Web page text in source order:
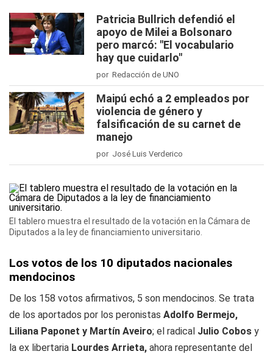
Patricia Bullrich defendió el
apoyo de Milei a Bolsonaro
pero marcó: "El vocabulario
hay que cuidarlo"
por Redacción de UNO
Maipú echó a 2 empleados por
violencia de género y
falsificación de su carnet de
manejo
por José Luis Verderico
El tablero muestra el resultado de la votación en la Cámara de
Diputados a la ley de financiamiento universitario.
Los votos de los 10 diputados nacionales
mendocinos
De los 158 votos afirmativos, 5 son mendocinos. Se trata
de los aportados por los peronistas Adolfo Bermejo,
Liliana Paponet y Martín Aveiro; el radical Julio Cobos y
la ex libertaria Lourdes Arrieta, ahora representante del